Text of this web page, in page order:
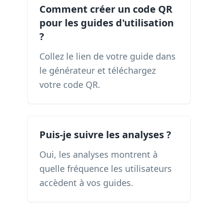
Comment créer un code QR
pour les guides d'utilisation
?
Collez le lien de votre guide dans
le générateur et téléchargez
votre code QR.
Puis-je suivre les analyses ?
Oui, les analyses montrent à
quelle fréquence les utilisateurs
accèdent à vos guides.